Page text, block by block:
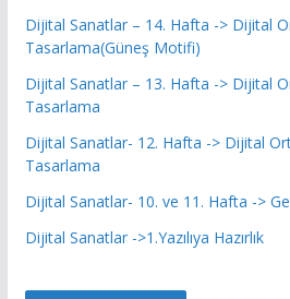
Dijital Sanatlar – 14. Hafta -> Dijital
Tasarlama(Güneş Motifi)
Dijital Sanatlar – 13. Hafta -> Dijital
Tasarlama
Dijital Sanatlar- 12. Hafta -> Dijital
Tasarlama
Dijital Sanatlar- 10. ve 11. Hafta ->
Dijital Sanatlar ->1.Yazılıya Hazırlık